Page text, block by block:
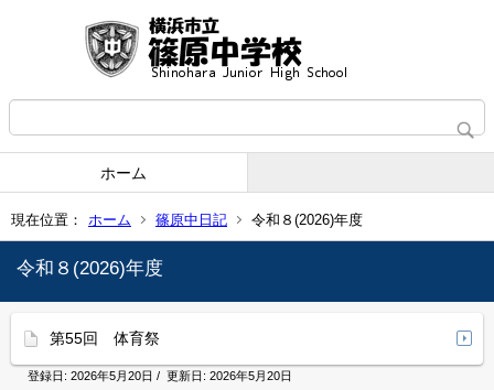
ホーム
現在位置： ホーム 篠原中日記 令和８(2026)年度
令和８(2026)年度
第55回 体育祭
登録日: 2026年5月20日 / 更新日: 2026年5月20日